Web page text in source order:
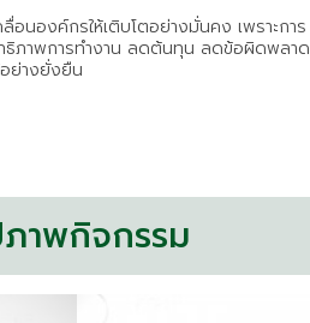
องค์กรให้เติบโตอย่างมั่นคง เพราะการ
ภาพการทำงาน ลดต้นทุน ลดข้อผิดพลาด
ย่างยั่งยืน
าพกิจกรรม